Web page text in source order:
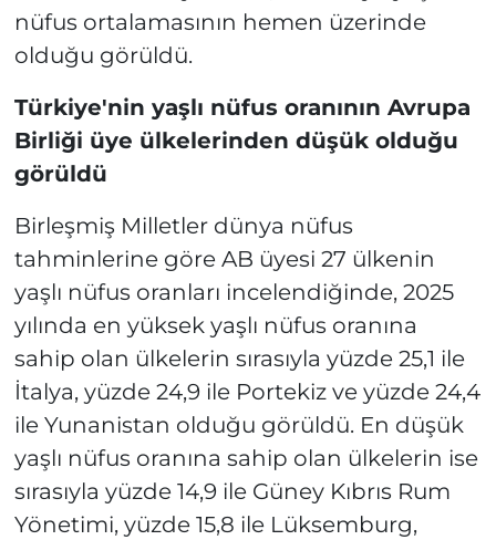
nüfus ortalamasının hemen üzerinde
olduğu görüldü.
Türkiye'nin yaşlı nüfus oranının Avrupa
Birliği üye ülkelerinden düşük olduğu
görüldü
Birleşmiş Milletler dünya nüfus
tahminlerine göre AB üyesi 27 ülkenin
yaşlı nüfus oranları incelendiğinde, 2025
yılında en yüksek yaşlı nüfus oranına
sahip olan ülkelerin sırasıyla yüzde 25,1 ile
İtalya, yüzde 24,9 ile Portekiz ve yüzde 24,4
ile Yunanistan olduğu görüldü. En düşük
yaşlı nüfus oranına sahip olan ülkelerin ise
sırasıyla yüzde 14,9 ile Güney Kıbrıs Rum
Yönetimi, yüzde 15,8 ile Lüksemburg,